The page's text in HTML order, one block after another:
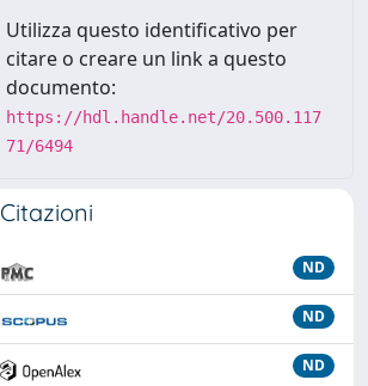
Utilizza questo identificativo per
citare o creare un link a questo
documento:
https://hdl.handle.net/20.500.117
71/6494
Citazioni
ND
ND
ND